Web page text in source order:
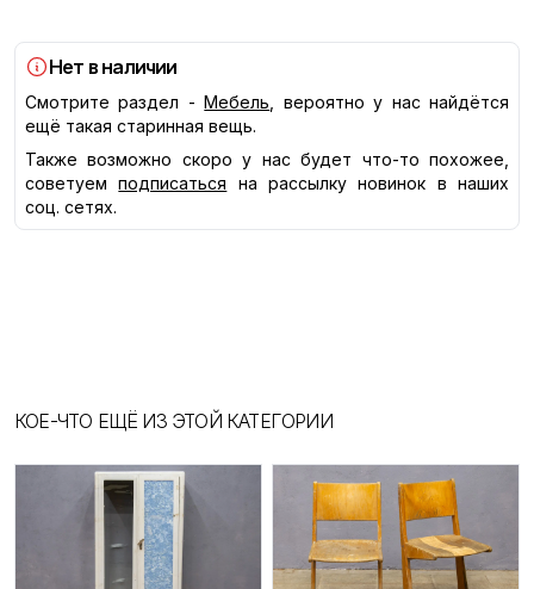
Нет в наличии
Смотрите раздел - Мебель , вероятно у нас найдётся
ещё такая старинная вещь.
Также возможно скоро у нас будет что-то похожее,
советуем
подписаться
на рассылку новинок в наших
соц. сетях.
КОЕ-ЧТО ЕЩЁ ИЗ ЭТОЙ КАТЕГОРИИ